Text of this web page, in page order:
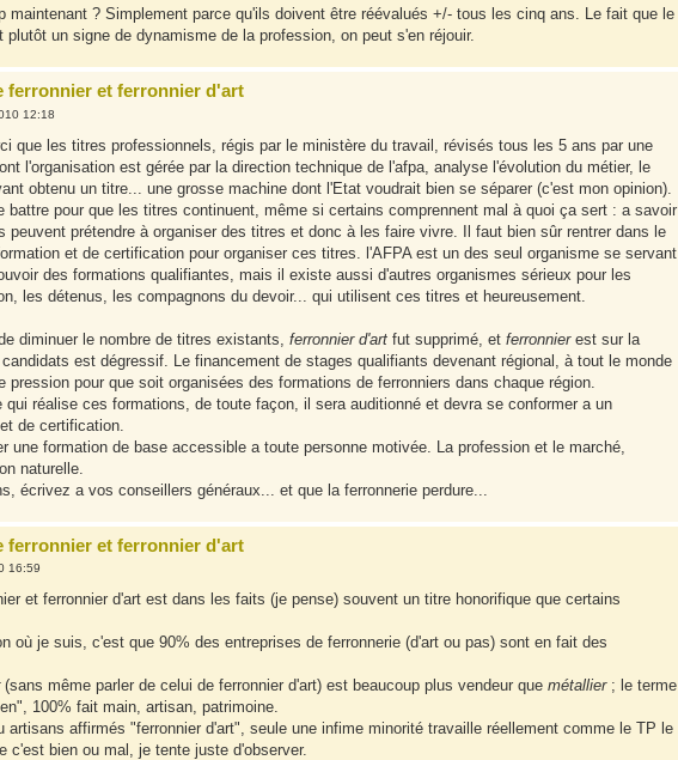
maintenant ? Simplement parce qu'ils doivent être réévalués +/- tous les cinq ans. Le fait que le
plutôt un signe de dynamisme de la profession, on peut s'en réjouir.
ferronnier et ferronnier d'art
12:18
que les titres professionnels, régis par le ministère du travail, révisés tous les 5 ans par une
l'organisation est gérée par la direction technique de l'afpa, analyse l'évolution du métier, le
obtenu un titre... une grosse machine dont l'Etat voudrait bien se séparer (c'est mon opinion).
battre pour que les titres continuent, même si certains comprennent mal à quoi ça sert : a savoir
peuvent prétendre à organiser des titres et donc à les faire vivre. Il faut bien sûr rentrer dans le
et de certification pour organiser ces titres. l'AFPA est un des seul organisme se servant
des formations qualifiantes, mais il existe aussi d'autres organismes sérieux pour les
les détenus, les compagnons du devoir... qui utilisent ces titres et heureusement.
diminuer le nombre de titres existants, ferronnier d'artfut supprimé, et ferronnierest sur la
est dégressif. Le financement de stages qualifiants devenant régional, à tout le monde
pression pour que soit organisées des formations de ferronniers dans chaque région.
qui réalise ces formations, de toute façon, il sera auditionné et devra se conformer a un
de certification.
une formation de base accessible a toute personne motivée. La profession et le marché,
naturelle.
écrivez a vos conseillers généraux... et que la ferronnerie perdure...
ferronnier et ferronnier d'art
16:59
et ferronnier d'art est dans les faits (je pense) souvent un titre honorifique que certains
où je suis, c'est que 90% des entreprises de ferronnerie (d'art ou pas) sont en fait des
(sans même parler de celui de ferronnier d'art) est beaucoup plus vendeur que métallier; le terme
100% fait main, artisan, patrimoine.
artisans affirmés "ferronnier d'art", seule une infime minorité travaille réellement comme le TP le
c'est bien ou mal, je tente juste d'observer.